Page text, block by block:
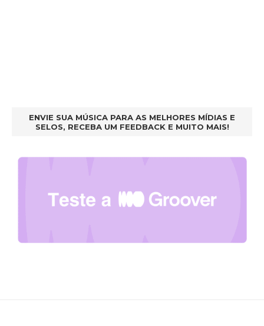
ENVIE SUA MÚSICA PARA AS MELHORES MÍDIAS E
SELOS, RECEBA UM FEEDBACK E MUITO MAIS!